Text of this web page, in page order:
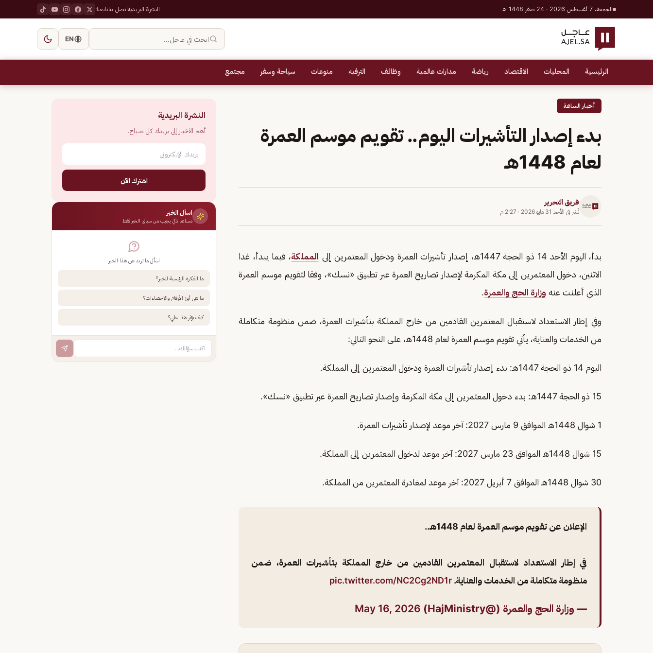
الجمعة، 7 أغسطس 2026 · 24 صفر 1448 هـ النشرة البريديةاتصل بناتابعنا:
ابحث في عاجل… EN
الرئيسية المحليات الاقتصاد رياضة مدارات عالمية وظائف الترفيه منوعات سياحة وسفر مجتمع
أخبار الساعة
بدء إصدار التأشيرات اليوم.. تقويم موسم العمرة
لعام 1448هـ
فريق التحرير
نُشر في الأحد 31 مايو 2026 · 2:27 م
بدأ، اليوم الأحد 14 ذو الحجة 1447هـ، إصدار تأشيرات العمرة ودخول المعتمرين إلى المملكة، فيما يبدأ، غدا
الاثنين، دخول المعتمرين إلى مكة المكرمة لإصدار تصاريح العمرة عبر تطبيق «نسك»، وفقا لتقويم موسم العمرة
الذي أعلنت عنه وزارة الحج والعمرة.
وفي إطار الاستعداد لاستقبال المعتمرين القادمين من خارج المملكة بتأشيرات العمرة، ضمن منظومة متكاملة
من الخدمات والعناية، يأتي تقويم موسم العمرة لعام 1448هـ، على النحو التالي:
اليوم 14 ذو الحجة 1447هـ: بدء إصدار تأشيرات العمرة ودخول المعتمرين إلى المملكة.
15 ذو الحجة 1447هـ: بدء دخول المعتمرين إلى مكة المكرمة وإصدار تصاريح العمرة عبر تطبيق «نسك».
1 شوال 1448هـ الموافق 9 مارس 2027: آخر موعد لإصدار تأشيرات العمرة.
15 شوال 1448هـ الموافق 23 مارس 2027: آخر موعد لدخول المعتمرين إلى المملكة.
30 شوال 1448هـ الموافق 7 أبريل 2027: آخر موعد لمغادرة المعتمرين من المملكة.
الإعلان عن تقويم موسم العمرة لعام 1448هـ..
في إطار الاستعداد لاستقبال المعتمرين القادمين من خارج المملكة بتأشيرات العمرة، ضمن
منظومة متكاملة من الخدمات والعناية. pic.twitter.com/NC2Cg2ND1r
— وزارة الحج والعمرة (@HajMinistry) May 16, 2026
النشرة البريدية
أهم الأخبار إلى بريدك كل صباح.
اشترك الآن
اسأل الخبر
مساعد ذكي يجيب من سياق الخبر فقط
اسأل ما تريد عن هذا الخبر
ما الفكرة الرئيسية للخبر؟
ما هي أبرز الأرقام والإحصاءات؟
كيف يؤثر هذا علي؟